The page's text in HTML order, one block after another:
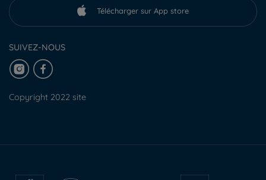
Télécharger sur App store
SUIVEZ-NOUS
Copyright 2022 site